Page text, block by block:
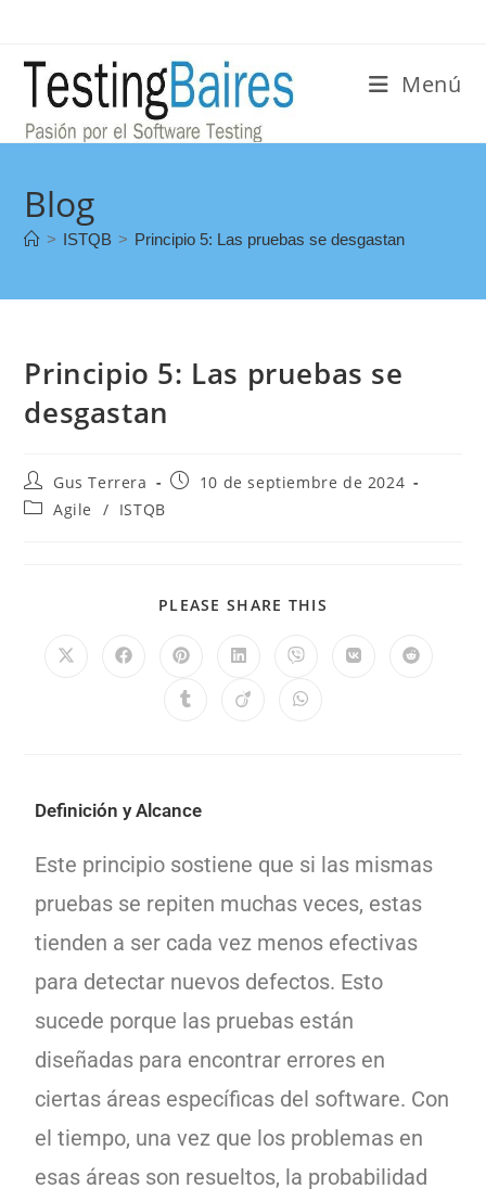
Menú
Blog
> ISTQB > Principio 5: Las pruebas se desgastan
Principio 5: Las pruebas se
desgastan
Gus Terrera
10 de septiembre de 2024
Agile
/ ISTQB
PLEASE SHARE THIS
Definición y Alcance
Este principio sostiene que si las mismas
pruebas se repiten muchas veces, estas
tienden a ser cada vez menos efectivas
para detectar nuevos defectos. Esto
sucede porque las pruebas están
diseñadas para encontrar errores en
ciertas áreas específicas del software. Con
el tiempo, una vez que los problemas en
esas áreas son resueltos, la probabilidad